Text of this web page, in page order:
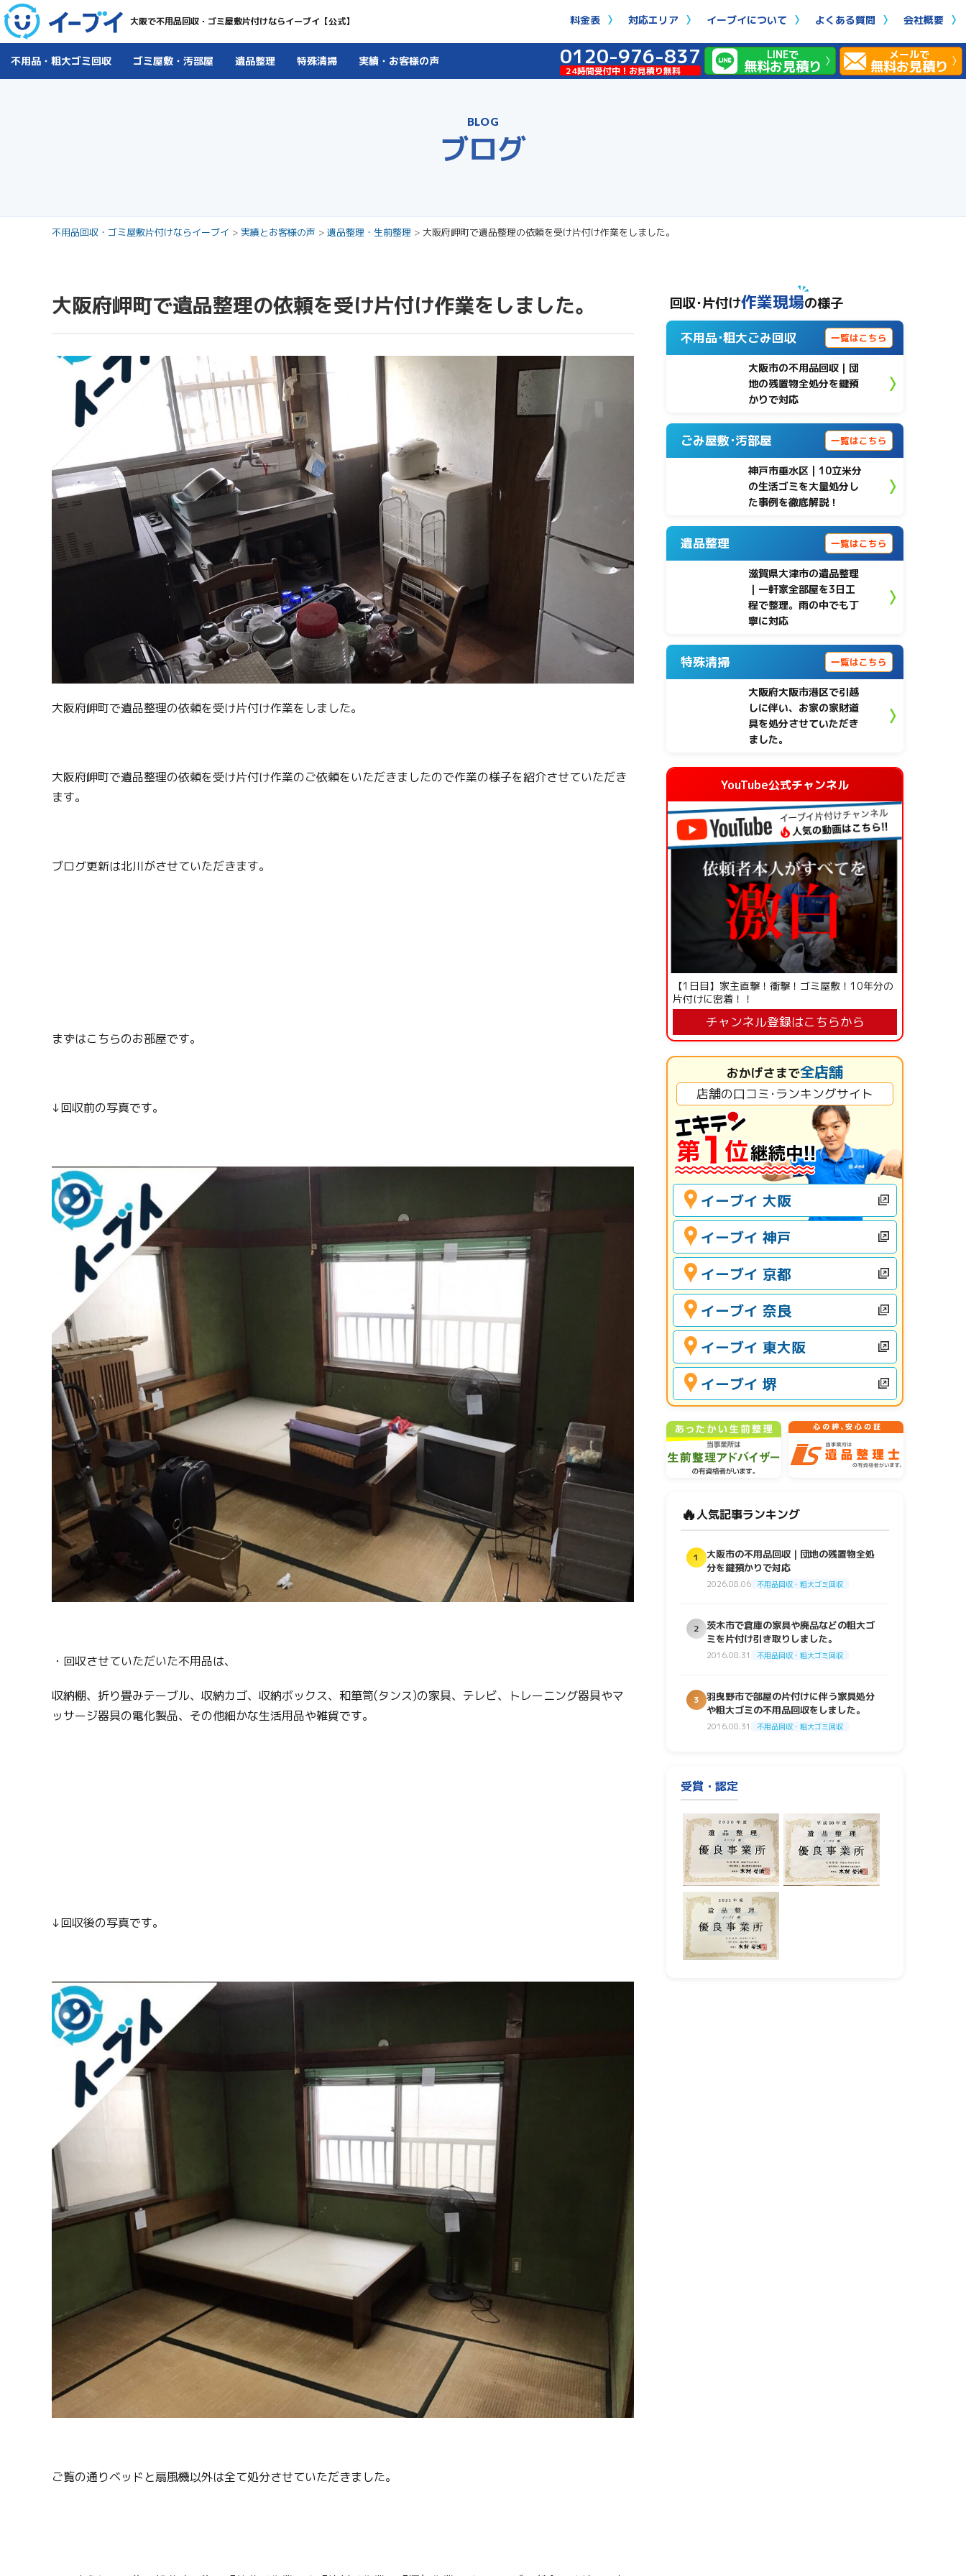
大阪で不用品回収・ゴミ屋敷片付けならイーブイ【公式】 料金表 対応エリア イーブイについて よくある質問 会社概要
不用品・粗大ゴミ回収 ゴミ屋敷・汚部屋 遺品整理 特殊清掃 実績・お客様の声 0120-976-837
24時間受付中！お見積り無料
LINEで
無料お見積り
メールで
無料お見積り
BLOG
ブログ
不用品回収・ゴミ屋敷片付けならイーブイ > 実績とお客様の声 > 遺品整理・生前整理 > 大阪府岬町で遺品整理の依頼を受け片付け作業をしました。
大阪府岬町で遺品整理の依頼を受け片付け作業をしました。
大阪府岬町で遺品整理の依頼を受け片付け作業をしました。
大阪府岬町で遺品整理の依頼を受け片付け作業のご依頼をいただきましたので作業の様子を紹介させていただき
ます。
ブログ更新は北川がさせていただきます。
まずはこちらのお部屋です。
↓回収前の写真です。
・回収させていただいた不用品は、
収納棚、折り畳みテーブル、収納カゴ、収納ボックス、和箪笥(タンス)の家具、テレビ、トレーニング器具やマ
ッサージ器具の電化製品、その他細かな生活用品や雑貨です。
↓回収後の写真です。
ご覧の通りベッドと扇風機以外は全て処分させていただきました。
回収･片付け作業現場の様子
不用品･粗大ごみ回収 一覧はこちら
大阪市の不用品回収｜団
地の残置物全処分を鍵預
かりで対応
ごみ屋敷･汚部屋 一覧はこちら
神戸市垂水区 | 10立米分
の生活ゴミを大量処分し
た事例を徹底解説！
遺品整理 一覧はこちら
滋賀県大津市の遺品整理
｜一軒家全部屋を3日工
程で整理。雨の中でも丁
寧に対応
特殊清掃 一覧はこちら
大阪府大阪市港区で引越
しに伴い、お家の家財道
具を処分させていただき
ました。
YouTube公式チャンネル
【1日目】家主直撃！衝撃！ゴミ屋敷！10年分の
片付けに密着！！
チャンネル登録はこちらから
おかげさまで全店舗
店舗の口コミ･ランキングサイト
イーブイ 大阪
イーブイ 神戸
イーブイ 京都
イーブイ 奈良
イーブイ 東大阪
イーブイ 堺
🔥人気記事ランキング
1
大阪市の不用品回収｜団地の残置物全処
分を鍵預かりで対応
2026.08.06 不用品回収・粗大ゴミ回収
2
茨木市で倉庫の家具や廃品などの粗大ゴ
ミを片付け引き取りしました。
2016.08.31 不用品回収・粗大ゴミ回収
3
羽曳野市で部屋の片付けに伴う家具処分
や粗大ゴミの不用品回収をしました。
2016.08.31 不用品回収・粗大ゴミ回収
受賞・認定